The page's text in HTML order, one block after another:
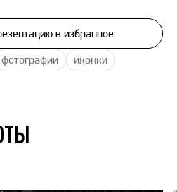
фотографии иконки
в избранное